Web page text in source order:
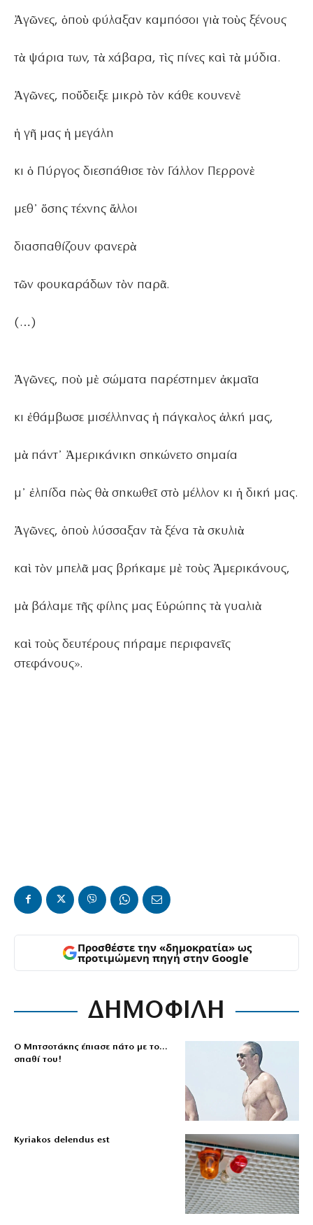
Ἀγῶνες, ὁποὺ φύλαξαν καμπόσοι γιὰ τοὺς ξένους
τὰ ψάρια των, τὰ χάβαρα, τὶς πίνες καὶ τὰ μύδια.
Ἀγῶνες, ποὔδειξε μικρὸ τὸν κάθε κουνενὲ
ἡ γῆ μας ἡ μεγάλη
κι ὁ Πύργος διεσπάθισε τὸν Γάλλον Περρονὲ
μεθ᾿ ὅσης τέχνης ἄλλοι
διασπαθίζουν φανερὰ
τῶν φουκαράδων τὸν παρᾶ.
(…)
Ἀγῶνες, ποὺ μὲ σώματα παρέστημεν ἀκμαῖα
κι ἐθάμβωσε μισέλληνας ἡ πάγκαλος ἀλκή μας,
μὰ πάντ᾿ Ἀμερικάνικη σηκώνετο σημαία
μ᾿ ἐλπίδα πὼς θὰ σηκωθεῖ στὸ μέλλον κι ἡ δική μας.
Ἀγῶνες, ὁποὺ λύσσαξαν τὰ ξένα τὰ σκυλιὰ
καὶ τὸν μπελᾶ μας βρήκαμε μὲ τοὺς Ἀμερικάνους,
μὰ βάλαμε τῆς φίλης μας Εὐρώπης τὰ γυαλιὰ
καὶ τοὺς δευτέρους πήραμε περιφανεῖς
στεφάνους».
Προσθέστε την «δημοκρατία» ως
προτιμώμενη πηγή στην Google
ΔΗΜΟΦΙΛΗ
Ο Μητσοτάκης έπιασε πάτο με το…
σπαθί του!
Kyriakos delendus est